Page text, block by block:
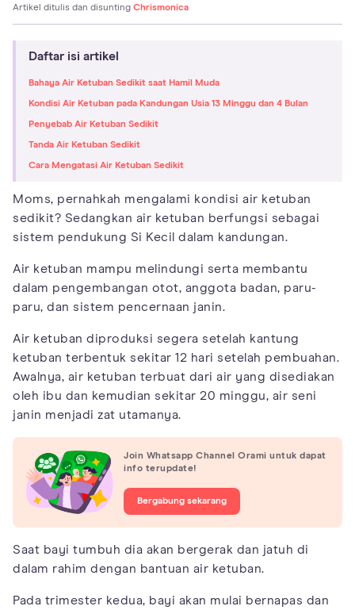
Artikel ditulis dan disunting Chrismonica
Daftar isi artikel
Bahaya Air Ketuban Sedikit saat Hamil Muda
Kondisi Air Ketuban pada Kandungan Usia 13 Minggu dan 4 Bulan
Penyebab Air Ketuban Sedikit
Tanda Air Ketuban Sedikit
Cara Mengatasi Air Ketuban Sedikit
Moms, pernahkah mengalami kondisi air ketuban
sedikit? Sedangkan air ketuban berfungsi sebagai
sistem pendukung Si Kecil dalam kandungan.
Air ketuban mampu melindungi serta membantu
dalam pengembangan otot, anggota badan, paru-
paru, dan sistem pencernaan janin.
Air ketuban diproduksi segera setelah kantung
ketuban terbentuk sekitar 12 hari setelah pembuahan.
Awalnya, air ketuban terbuat dari air yang disediakan
oleh ibu dan kemudian sekitar 20 minggu, air seni
janin menjadi zat utamanya.
Join Whatsapp Channel Orami untuk dapat
info terupdate!
Bergabung sekarang
Saat bayi tumbuh dia akan bergerak dan jatuh di
dalam rahim dengan bantuan air ketuban.
Pada trimester kedua, bayi akan mulai bernapas dan